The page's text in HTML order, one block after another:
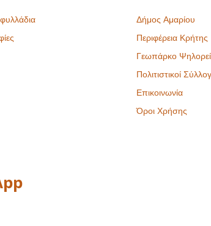
Δήμος Αμαρίου
Περιφέρεια Κρήτης
Γεωπάρκο
Πολιτιστικοί
Επικοινωνία
Όροι Χρήσης